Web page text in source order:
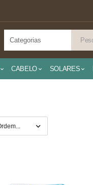
CABELO SOLARES